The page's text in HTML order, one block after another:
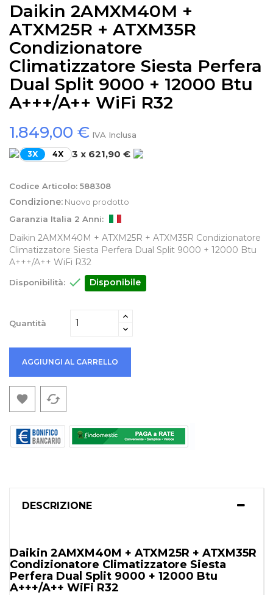
Daikin 2AMXM40M +
ATXM25R + ATXM35R
Condizionatore
Climatizzatore Siesta Perfera
Dual Split 9000 + 12000 Btu
A+++/A++ WiFi R32
1.849,00 € IVA Inclusa
3X 4X 3 x 621,90 €
Codice Articolo: 588308
Condizione: Nuovo prodotto
Garanzia Italia 2 Anni:
Daikin 2AMXM40M + ATXM25R + ATXM35R Condizionatore
Climatizzatore Siesta Perfera Dual Split 9000 + 12000 Btu
A+++/A++ WiFi R32
Disponibilità:  Disponibile
Quantità
AGGIUNGI AL CARRELLO
 cached
DESCRIZIONE
Daikin 2AMXM40M + ATXM25R + ATXM35R
Condizionatore Climatizzatore Siesta
Perfera Dual Split 9000 + 12000 Btu
A+++/A++ WiFi R32